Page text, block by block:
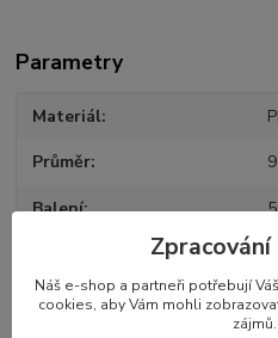
Parametry
Materiál
Průměr
Balení
Zpracování
Náš e-shop a partneři potřebují Váš
cookies, aby Vám mohli
zájmů.